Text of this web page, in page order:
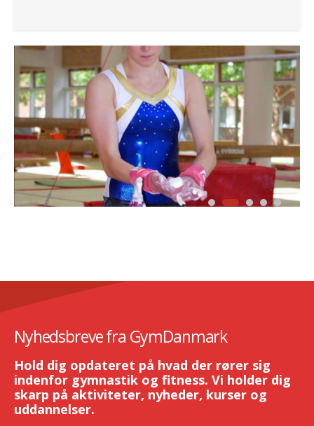
Nyhedsbreve fra GymDanmark
Hold dig opdateret på hvad der rører sig
indenfor gymnastik og fitness. Vi holder dig
skarp på aktiviteter, nyheder, kurser og
uddannelser.